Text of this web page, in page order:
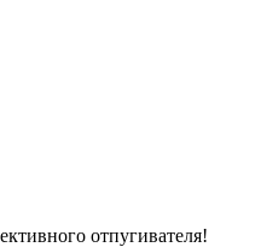
отпугивателя!